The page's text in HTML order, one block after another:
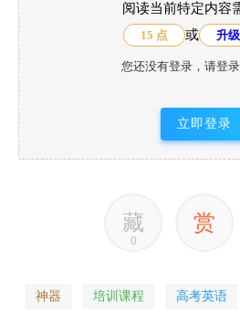
阅读当前特定内容
15 点 或 升
您还没有登录，请登录
立即登录
藏
0
赏
神器 培训课程 高考英语